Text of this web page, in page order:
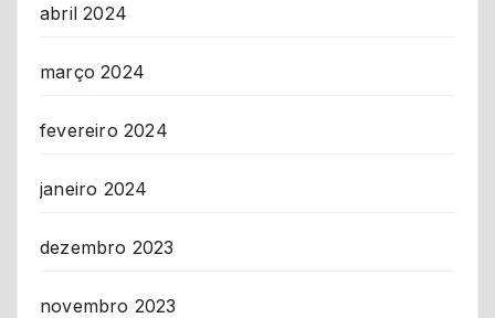
abril 2024
março 2024
fevereiro 2024
janeiro 2024
dezembro 2023
novembro 2023